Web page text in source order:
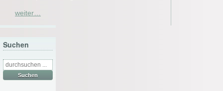
weiter…
Suchen
Suche
nach: